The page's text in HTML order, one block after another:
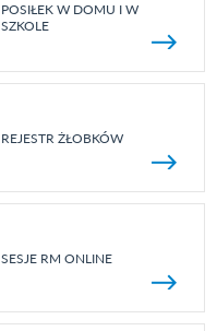
POSIŁEK W DOMU I W
SZKOLE
REJESTR ŻŁOBKÓW
SESJE RM ONLINE